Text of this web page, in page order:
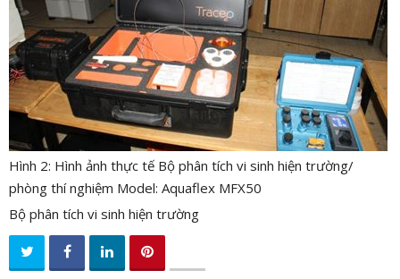
t
i
o
n
Hình 2: Hình ảnh thực tế Bộ phân tích vi sinh hiện trường/
phòng thí nghiệm Model: Aquaflex MFX50
Bộ phân tích vi sinh hiện trường